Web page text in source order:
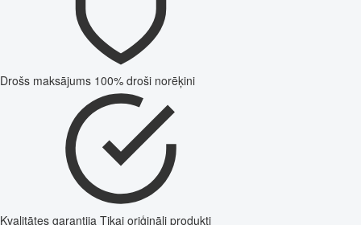
Drošs maksājums 100% droši norēķini
Kvalitātes garantija Tikai oriģināli produkti